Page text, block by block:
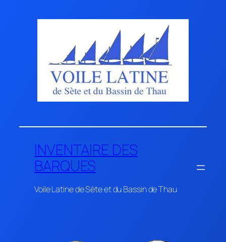
INVENTAIRE DES
BARQUES
Voile Latine de Sète et du Bassin de Thau